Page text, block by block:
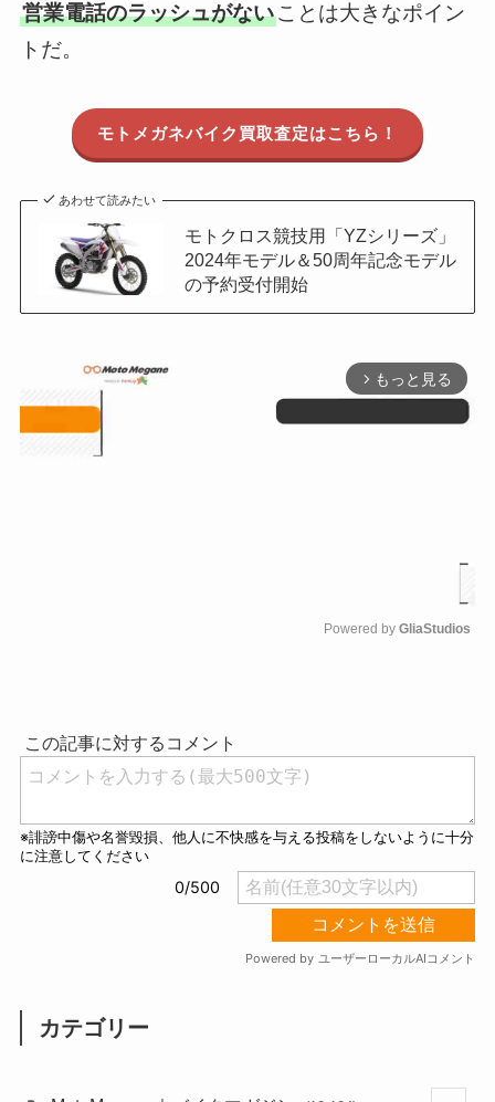
営業電話のラッシュがないことは大きなポイン
トだ。
モトメガネバイク買取査定はこちら！
あわせて読みたい
モトクロス競技用「YZシリーズ」
2024年モデル＆50周年記念モデル
の予約受付開始
arrow_forward_ios もっと見る
Powered by GliaStudios
カテゴリー